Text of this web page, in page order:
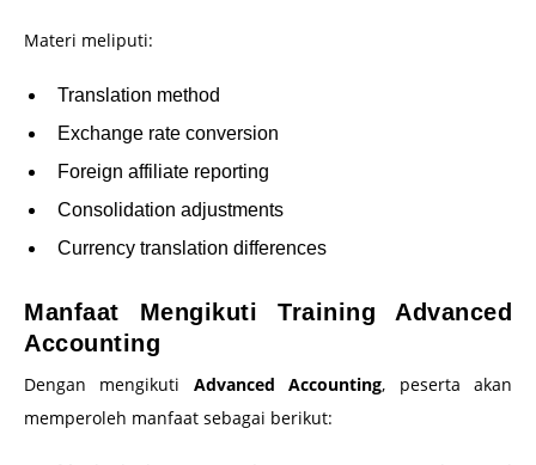
Materi meliputi:
Translation method
Exchange rate conversion
Foreign affiliate reporting
Consolidation adjustments
Currency translation differences
Manfaat Mengikuti Training Advanced
Accounting
Dengan mengikuti Advanced Accounting, peserta akan
memperoleh manfaat sebagai berikut: